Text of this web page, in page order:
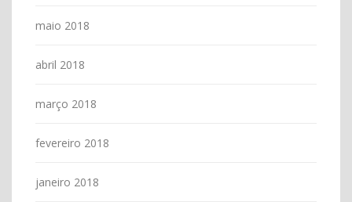
maio 2018
abril 2018
março 2018
fevereiro 2018
janeiro 2018